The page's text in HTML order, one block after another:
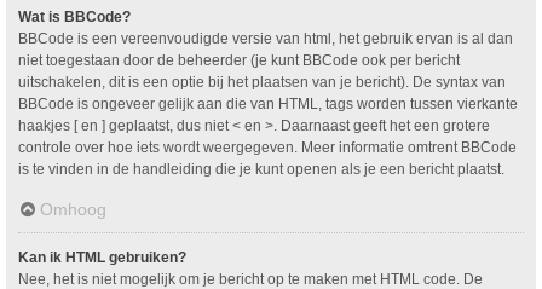
Wat is BBCode?
BBCode is een vereenvoudigde versie van html, het gebruik ervan is al dan
niet toegestaan door de beheerder (je kunt BBCode ook per bericht
uitschakelen, dit is een optie bij het plaatsen van je bericht). De syntax van
BBCode is ongeveer gelijk aan die van HTML, tags worden tussen vierkante
haakjes [ en ] geplaatst, dus niet < en >. Daarnaast geeft het een grotere
controle over hoe iets wordt weergegeven. Meer informatie omtrent BBCode
is te vinden in de handleiding die je kunt openen als je een bericht plaatst.
Omhoog
Kan ik HTML gebruiken?
Nee, het is niet mogelijk om je bericht op te maken met HTML code. De